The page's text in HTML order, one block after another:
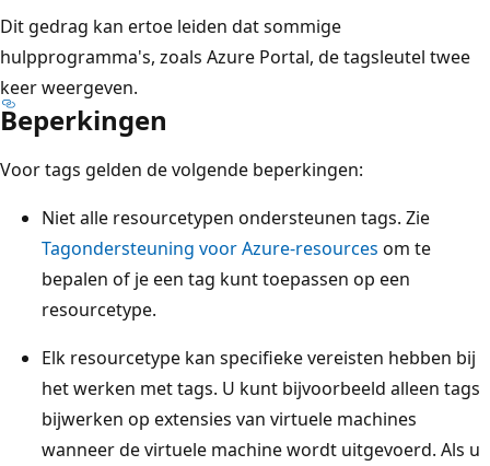
Dit gedrag kan ertoe leiden dat sommige
hulpprogramma's, zoals Azure Portal, de tagsleutel twee
keer weergeven.
Beperkingen
Voor tags gelden de volgende beperkingen:
Niet alle resourcetypen ondersteunen tags. Zie
Tagondersteuning voor Azure-resources om te
bepalen of je een tag kunt toepassen op een
resourcetype.
Elk resourcetype kan specifieke vereisten hebben bij
het werken met tags. U kunt bijvoorbeeld alleen tags
bijwerken op extensies van virtuele machines
wanneer de virtuele machine wordt uitgevoerd. Als u